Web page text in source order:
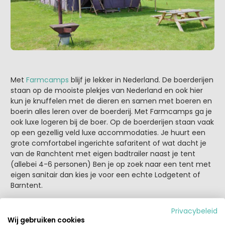
Met Farmcamps blijf je lekker in Nederland. De boerderijen
staan op de mooiste plekjes van Nederland en ook hier
kun je knuffelen met de dieren en samen met boeren en
boerin alles leren over de boerderij. Met Farmcamps ga je
ook luxe logeren bij de boer. Op de boerderijen staan vaak
op een gezellig veld luxe accommodaties. Je huurt een
grote comfortabel ingerichte safaritent of wat dacht je
van de Ranchtent met eigen badtrailer naast je tent
(allebei 4-6 personen) Ben je op zoek naar een tent met
eigen sanitair dan kies je voor een echte Lodgetent of
Barntent.
Privacybeleid
Wij gebruiken cookies